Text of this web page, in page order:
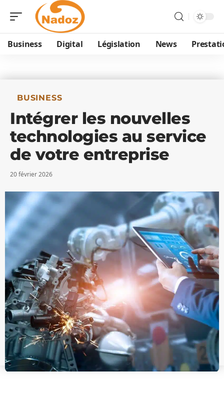
Business Digital Législation News
BUSINESS
Intégrer les nouvelles
technologies au service
de votre entreprise
20 février 2026